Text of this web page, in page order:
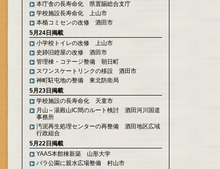
本庁舎の長寿命化 県置賜総合支庁
学校施設長寿命化 上山市
本楯コミセンの改修 酒田市
5月24日掲載
小学校トイレの改修 上山市
史跡旧鐙屋の改修 酒田市
管理棟・コテージ整備 朝日町
スワンスケートリンクの移設 酒田市
神町駐屯地の整備 東北防衛局
5月23日掲載
学校施設の長寿命化 天童市
月山～湯殿山IC間のルート検討 酒田河川国道
事務所
汚泥再生処理センターの再整備 酒田地区広域
行政組合
5月22日掲載
YAAS本館棟新築 山形大学
バラ公園に親水広場整備 村山市